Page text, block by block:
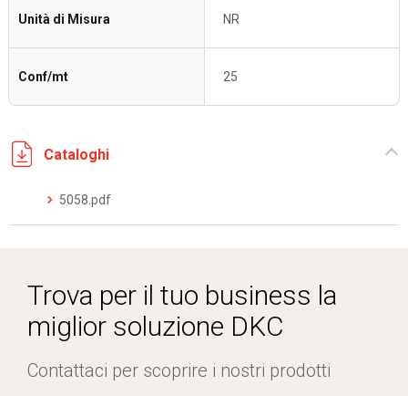
Unità di Misura NR
Conf/mt 25
Cataloghi
5058.pdf
Trova per il tuo business la
miglior soluzione DKC
Contattaci per scoprire i nostri prodotti